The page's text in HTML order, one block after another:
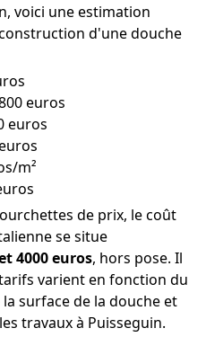
voici une estimation
d'une douche
euros
euros
m²
de prix, le coût
se situe
4000 euros, hors pose. Il
varient en fonction du
surface de la douche et
travaux à Puisseguin.